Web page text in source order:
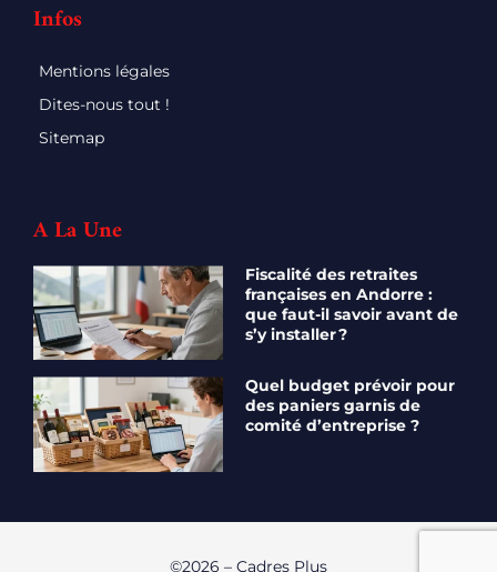
Infos
Mentions légales
Dites-nous tout !
Sitemap
A La Une
Fiscalité des retraites
françaises en Andorre :
que faut-il savoir avant de
s’y installer ?
Quel budget prévoir pour
des paniers garnis de
comité d’entreprise ?
©2026 – Cadres Plus